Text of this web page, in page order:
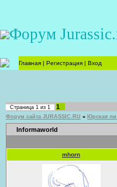
Форум
Главная | Регистрация | Вход
Страница 1 из 1 1
Форум сайта JURASSIC.RU » Юрская
Informaworld
mhorn